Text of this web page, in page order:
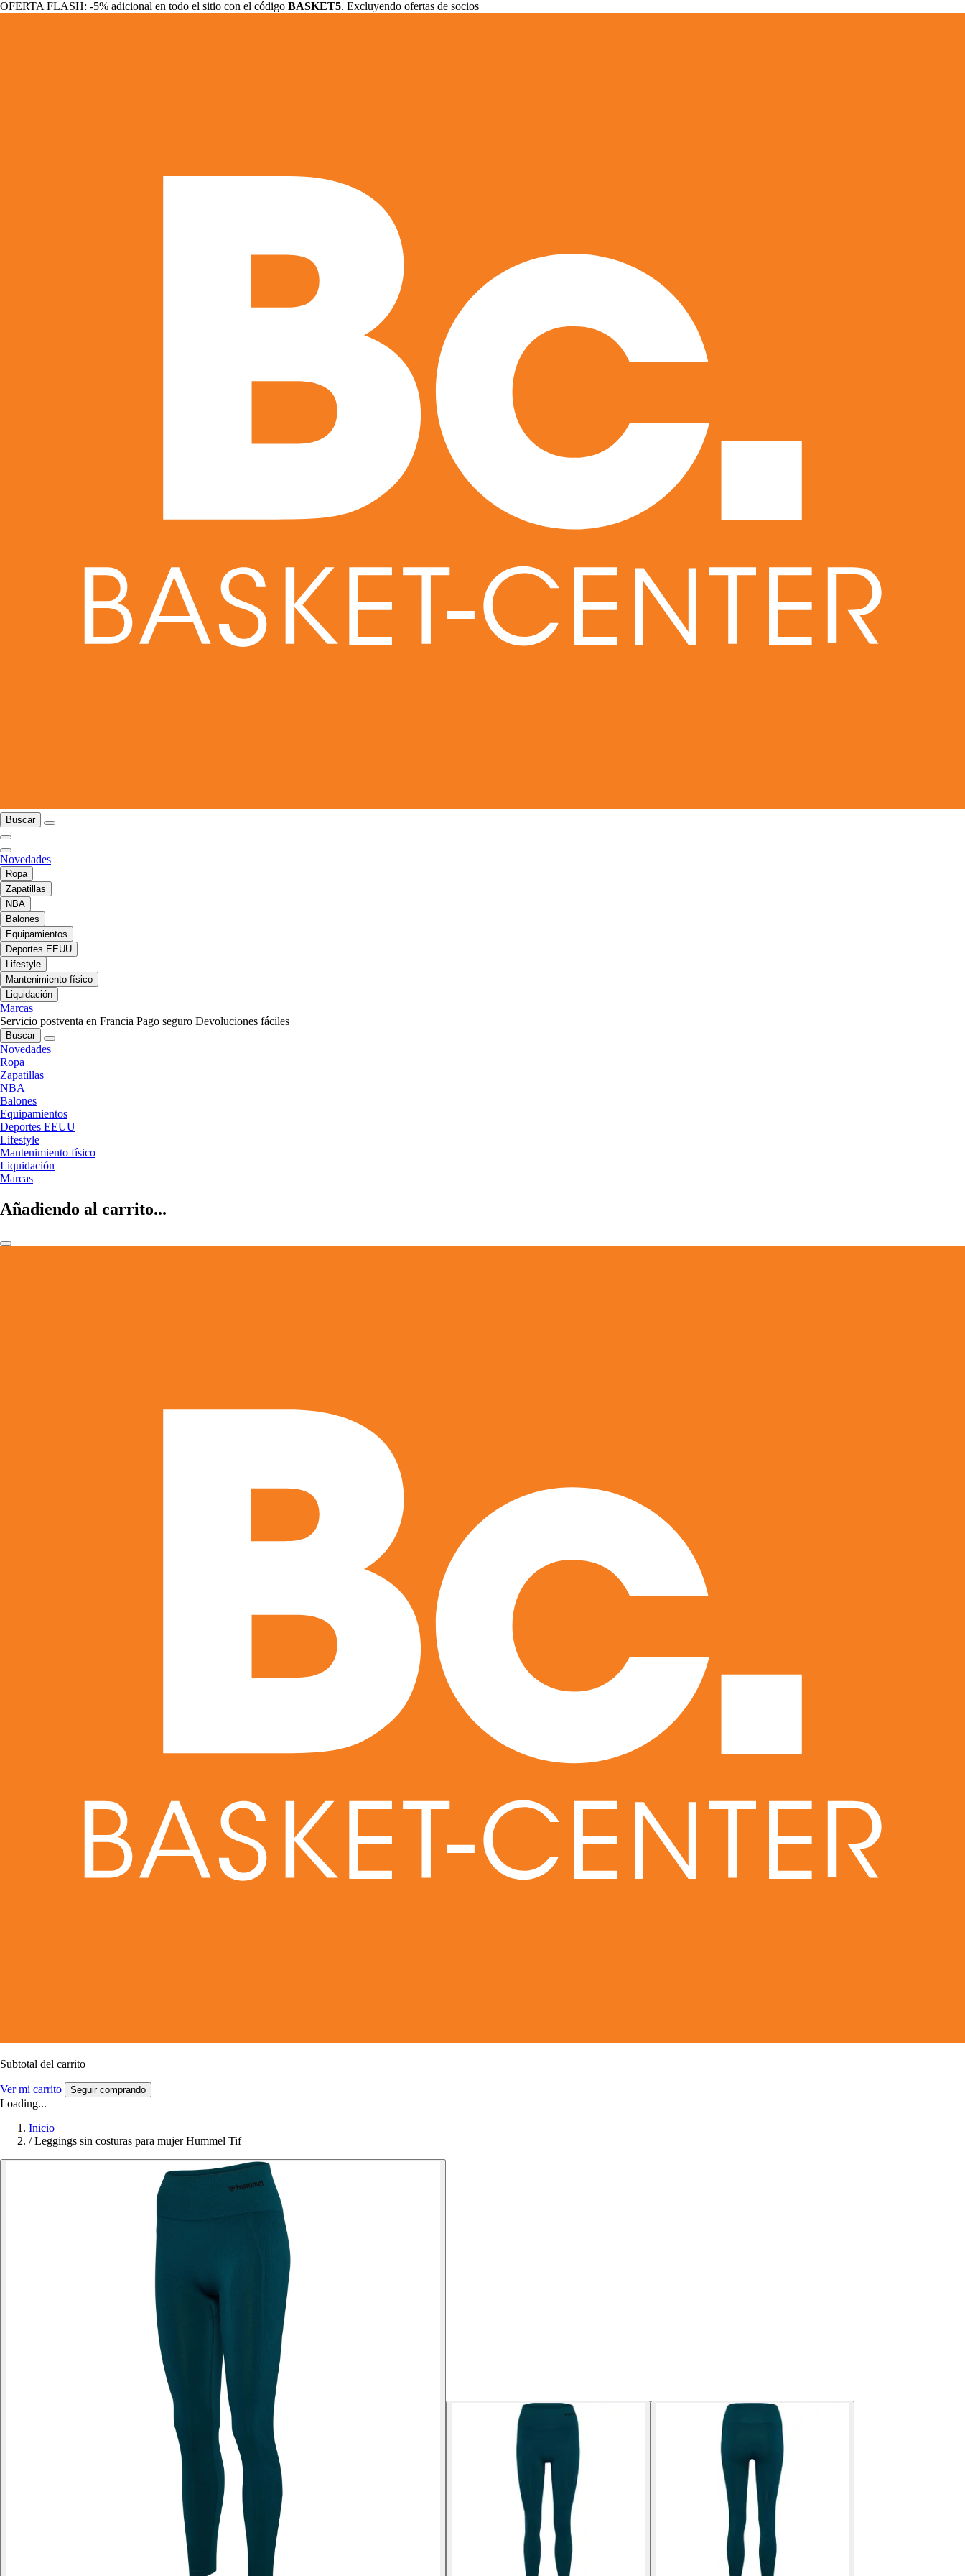
OFERTA FLASH: -5% adicional en todo el sitio con el código BASKET5. Excluyendo ofertas de socios
Buscar
Novedades
Ropa
Zapatillas
NBA
Balones
Equipamientos
Deportes EEUU
Lifestyle
Mantenimiento físico
Liquidación
Marcas
Servicio postventa en Francia Pago seguro Devoluciones fáciles
Buscar
Novedades
Ropa
Zapatillas
NBA
Balones
Equipamientos
Deportes EEUU
Lifestyle
Mantenimiento físico
Liquidación
Marcas
Añadiendo al carrito...
Subtotal del carrito
Ver mi carrito Seguir comprando
Loading...
Inicio
/ Leggings sin costuras para mujer Hummel Tif